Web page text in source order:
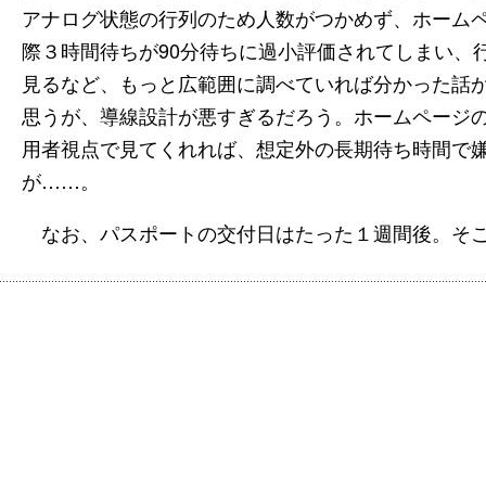
アナログ状態の行列のため人数がつかめず、ホーム
際３時間待ちが90分待ちに過小評価されてしまい
見るなど、もっと広範囲に調べていれば分かった
思うが、導線設計が悪すぎるだろう。ホームページ
用者視点で見てくれれば、想定外の長期待ち時間
が……。
なお、パスポートの交付日はたった１週間後。そ